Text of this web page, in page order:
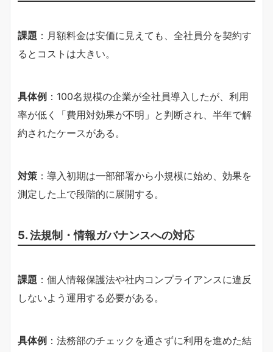
課題 ：月額料金は安価に見えても、全社員分を契約す
るとコストは大きい。
具体例 ：100名規模の企業が全社員導入したが、利用
率が低く「費用対効果が不明」と判断され、半年で解
約されたケースがある。
対策 ：導入初期は一部部署から小規模に始め、効果を
測定した上で段階的に展開する。
5. 法規制・情報ガバナンスへの対応
課題 ：個人情報保護法や社内コンプライアンスに違反
しないよう運用する必要がある。
具体例 ：法務部のチェックを通さずに利用を進めた結